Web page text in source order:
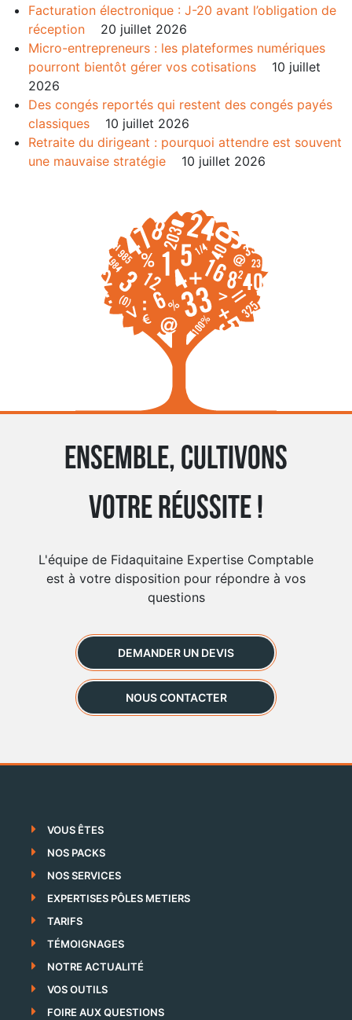
Facturation électronique : J-20 avant l’obligation de
réception
20 juillet 2026
Micro-entrepreneurs : les plateformes numériques
pourront bientôt gérer vos cotisations
10 juillet
2026
Des congés reportés qui restent des congés payés
classiques
10 juillet 2026
Retraite du dirigeant : pourquoi attendre est souvent
une mauvaise stratégie
10 juillet 2026
Ensemble, cultivons
votre réussite !
L'équipe de Fidaquitaine Expertise Comptable
est à votre disposition pour répondre à vos
questions
DEMANDER UN DEVIS
NOUS CONTACTER
VOUS ÊTES
NOS PACKS
NOS SERVICES
EXPERTISES PÔLES METIERS
TARIFS
TÉMOIGNAGES
NOTRE ACTUALITÉ
VOS OUTILS
FOIRE AUX QUESTIONS